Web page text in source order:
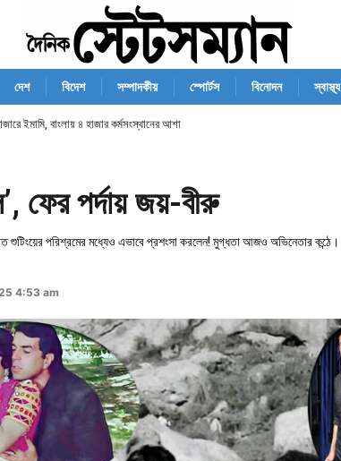
দেশ বিদেশ সম্পাদকীয় স্পোর্টস বিনোদন স্বাস্থ্য
ইমামি, বাংলায় ৪ হাজার কর্মসংস্থানের আশা
ফের পর্দায় জয়-বীরু
শুটিংয়ের পরিশ্রমের মধ্যেও এভাবে প্রশংসা করলেন! মুগ্ধতা আজও অভিনেতার কন্ঠে।
4:53 am